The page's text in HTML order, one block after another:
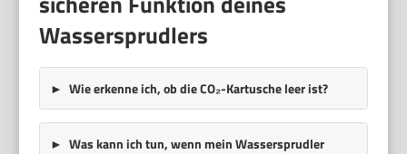
Wassersprudlers
Wie erkenne ich, ob die CO₂-Kartusche leer ist?
Was kann ich tun, wenn mein Wassersprudler